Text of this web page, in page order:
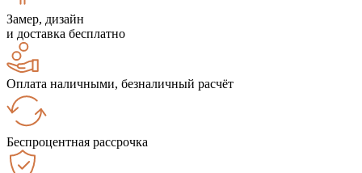
Замер, дизайн
и доставка бесплатно
Оплата наличными, безналичный расчёт
Беспроцентная рассрочка